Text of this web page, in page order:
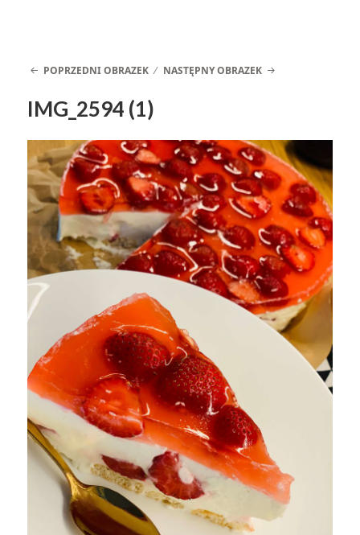
POPRZEDNI OBRAZEK NASTĘPNY OBRAZEK
IMG_2594 (1)